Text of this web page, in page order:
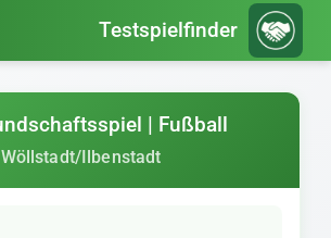
Testspielfinder
| Fußball
Ilbenstadt